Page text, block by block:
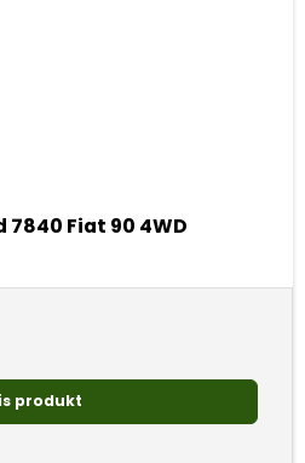
Fiat 90 4WD
produkt